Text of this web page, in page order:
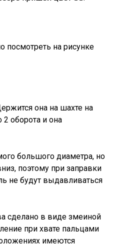
посмотреть на рисунке
она на шахте на
2 оборота и она
большого диаметра, но
поэтому при заправки
не будут выдавливаться
сделано в виде змеиной
при хвате пальцами
имеются